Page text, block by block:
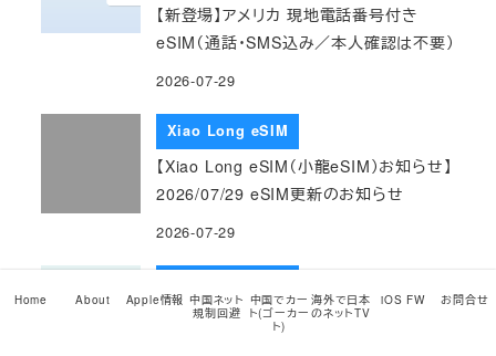
【新登場】アメリカ 現地電話番号付き
eSIM（通話・SMS込み／本人確認は不要）
2026-07-29
Xiao Long eSIM
【Xiao Long eSIM（小龍eSIM）お知らせ】
2026/07/29 eSIM更新のお知らせ
2026-07-29
【Xiao Long eSIM（小龍eSIM）お知らせ】
Home About Apple情報 中国ネット
規制回避
中国でカー
ト(ゴーカー
ト)
海外で日本
のネットTV
iOS FW お問合せ